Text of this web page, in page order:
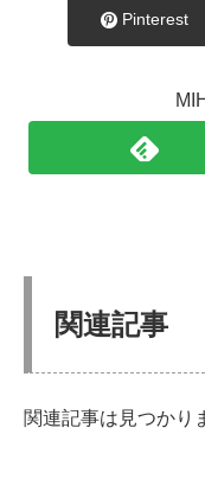
Pinterest
関連記事
関連記事は見つかり